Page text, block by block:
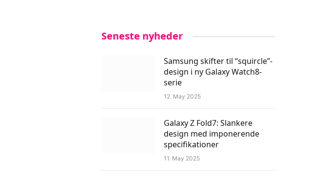
Seneste nyheder
Samsung skifter til “squircle”-
design i ny Galaxy Watch8-
serie
12. May 2025
Galaxy Z Fold7: Slankere
design med imponerende
specifikationer
11. May 2025